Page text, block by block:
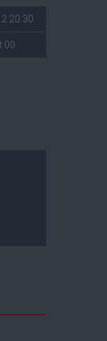
20:30